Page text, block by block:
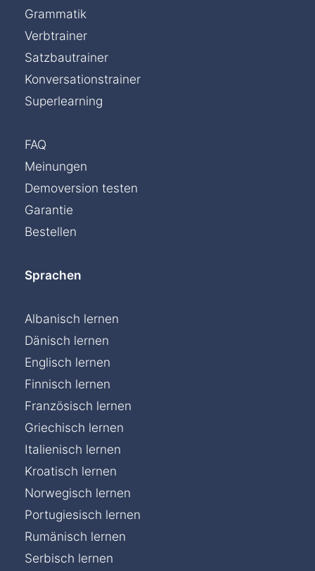
Grammatik
Verbtrainer
Satzbautrainer
Konversationstrainer
Superlearning
FAQ
Meinungen
Demoversion testen
Garantie
Bestellen
Sprachen
Albanisch lernen
Dänisch lernen
Englisch lernen
Finnisch lernen
Französisch lernen
Griechisch lernen
Italienisch lernen
Kroatisch lernen
Norwegisch lernen
Portugiesisch lernen
Rumänisch lernen
Serbisch lernen